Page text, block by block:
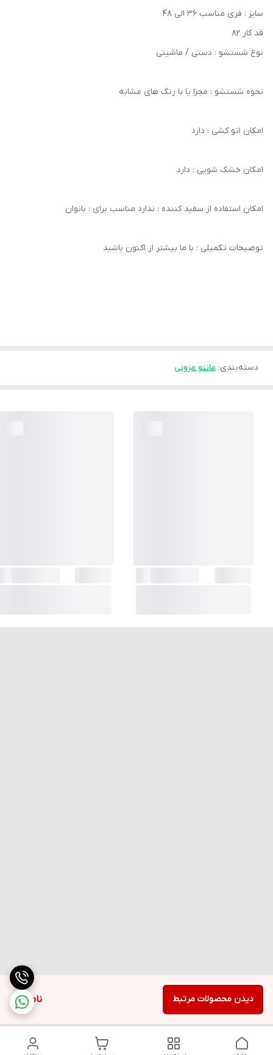
ناموجود دیدن محصولات مرتبط
سایز : فری مناسب 36 الی 48
قد کار ۸۲
نوع شستشو : دستی / ماشینی
نحوه شستشو : مجزا یا با رنگ های مشابه
امکان اتو کشی : دارد
امکان خشک‌ شویی : دارد
امکان استفاده از سفید کننده : ندارد مناسب برای : بانوان
توضیحات تکمیلی : با ما بیشتر از اکنون باشید
دسته‌بندی: مانتو مزونی